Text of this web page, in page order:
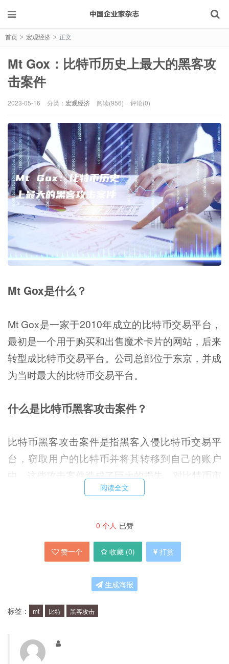
首页 > 宏观经济 > 正文
Mt Gox：比特币历史上最大的黑客攻
击案件
2023-05-16 分类： 宏观经济 阅读(956) 评论(0)
Mt Gox是什么？
Mt Gox是一家于2010年成立的比特币交易平台，
最初是一个用于购买和出售魔术卡片的网站，后来
转型成比特币交易平台。公司总部位于东京，并成
为当时最大的比特币交易平台。
什么是比特币黑客攻击案件？
比特币黑客攻击案件是指黑客入侵比特币交易平
台，窃取用户的比特币并将其转移到自己的账户
中。这些攻击案件造成了巨大的损失，对比特币市
场产生了严重的影响。
Mt Gox的黑客攻击案件是什么？
Mt Gox的黑客攻击案件发生于2014年，当时该公
司称其比特币存储库的大部分比特币被盗。后来，
公司宣布破产，并在2014年被清算。该黑客攻击
案件被认为是比特币历史上最大的黑客攻击案件之
黑客是如何入侵Mt Gox的？
阅读全文
0 个人 已赞
赞一个 收藏 (0) 打赏
生成海报
标签： mt 比特 黑客攻击